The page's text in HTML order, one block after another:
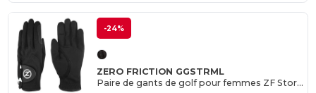
-24%
ZERO FRICTION GGSTRML
Paire de gants de golf pour femmes ZF Storm